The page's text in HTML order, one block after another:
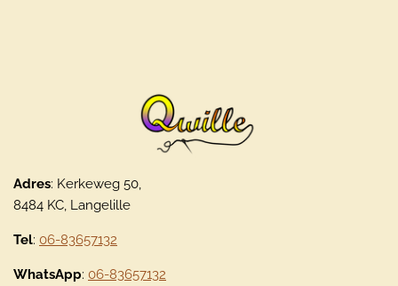
Adres: Kerkeweg 50,
8484 KC, Langelille
Tel: 06-83657132
WhatsApp: 06-83657132